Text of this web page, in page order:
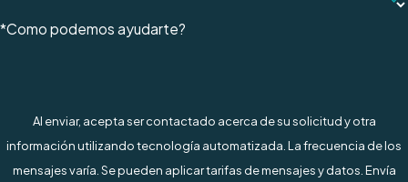
tanto por negligencia como por mala
razones por las que es crucial contar con
un experimentado abogado de
*Como podemos ayudarte?
Al enviar, acepta ser contactado acerca de su solicitud y otra
información utilizando tecnología automatizada. La frecuencia de los
mensajes varía. Se pueden aplicar tarifas de mensajes y datos. Envía